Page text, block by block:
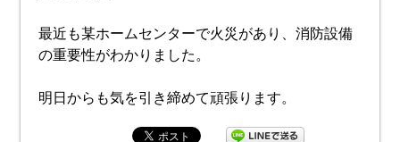
最近も某ホームセンターで火災があり、消防設備
の重要性がわかりました。
明日からも気を引き締めて頑張ります。